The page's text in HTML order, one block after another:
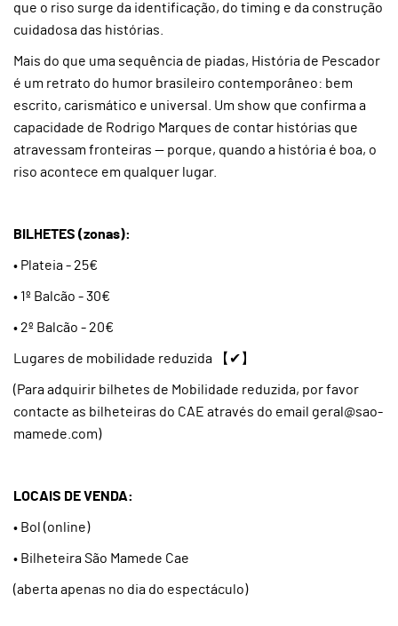
que o riso surge da identificação, do timing e da construção
cuidadosa das histórias.
Mais do que uma sequência de piadas, História de Pescador
é um retrato do humor brasileiro contemporâneo: bem
escrito, carismático e universal. Um show que confirma a
capacidade de Rodrigo Marques de contar histórias que
atravessam fronteiras — porque, quando a história é boa, o
riso acontece em qualquer lugar.
BILHETES (zonas):
• Plateia - 25€
• 1º Balcão - 30€
• 2º Balcão - 20€
Lugares de mobilidade reduzida 【✔】
(Para adquirir bilhetes de Mobilidade reduzida, por favor
contacte as bilheteiras do CAE através do email geral@sao-
mamede.com)
LOCAIS DE VENDA:
• Bol (online)
• Bilheteira São Mamede Cae
(aberta apenas no dia do espectáculo)